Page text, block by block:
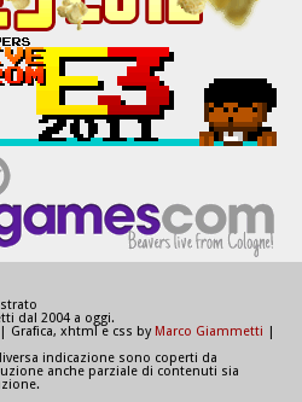
dal 2004 a oggi.
| Grafica, xhtml e css byMarco Giammetti
indicazione sono coperti da
anche parziale di contenuti sia